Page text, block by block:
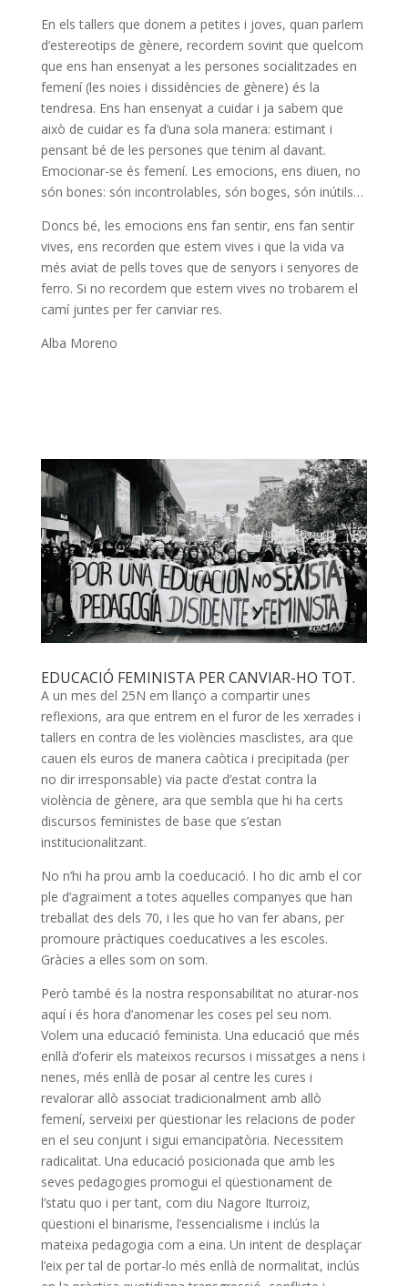
En els tallers que donem a petites i joves, quan parlem
d’estereotips de gènere, recordem sovint que quelcom
que ens han ensenyat a les persones socialitzades en
femení (les noies i dissidències de gènere) és la
tendresa. Ens han ensenyat a cuidar i ja sabem que
això de cuidar es fa d’una sola manera: estimant i
pensant bé de les persones que tenim al davant.
Emocionar-se és femení. Les emocions, ens diuen, no
són bones: són incontrolables, són boges, són inútils…
Doncs bé, les emocions ens fan sentir, ens fan sentir
vives, ens recorden que estem vives i que la vida va
més aviat de pells toves que de senyors i senyores de
ferro. Si no recordem que estem vives no trobarem el
camí juntes per fer canviar res.
Alba Moreno
EDUCACIÓ FEMINISTA PER CANVIAR-HO TOT.
A un mes del 25N em llanço a compartir unes
reflexions, ara que entrem en el furor de les xerrades i
tallers en contra de les violències masclistes, ara que
cauen els euros de manera caòtica i precipitada (per
no dir irresponsable) via pacte d’estat contra la
violència de gènere, ara que sembla que hi ha certs
discursos feministes de base que s’estan
institucionalitzant.
No n’hi ha prou amb la coeducació. I ho dic amb el cor
ple d’agraïment a totes aquelles companyes que han
treballat des dels 70, i les que ho van fer abans, per
promoure pràctiques coeducatives a les escoles.
Gràcies a elles som on som.
Però també és la nostra responsabilitat no aturar-nos
aquí i és hora d’anomenar les coses pel seu nom.
Volem una educació feminista. Una educació que més
enllà d’oferir els mateixos recursos i missatges a nens i
nenes, més enllà de posar al centre les cures i
revalorar allò associattradicionalment amb allò
femení, serveixi per qüestionar les relacions de poder
en el seu conjunt i sigui emancipatòria. Necessitem
radicalitat. Una educació posicionada que amb les
seves pedagogies promogui el qüestionament de
l’statu quo i per tant, com diu Nagore Iturroiz,
qüestioni el binarisme, l’essencialisme i inclús la
mateixa pedagogia com a eina. Un intent de desplaçar
l’eix per tal de portar-lo més enllà de normalitat, inclús